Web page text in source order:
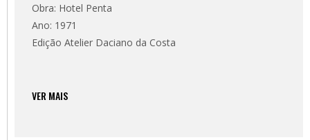
Obra: Hotel Penta
Ano: 1971
Edição Atelier Daciano da Costa
VER MAIS